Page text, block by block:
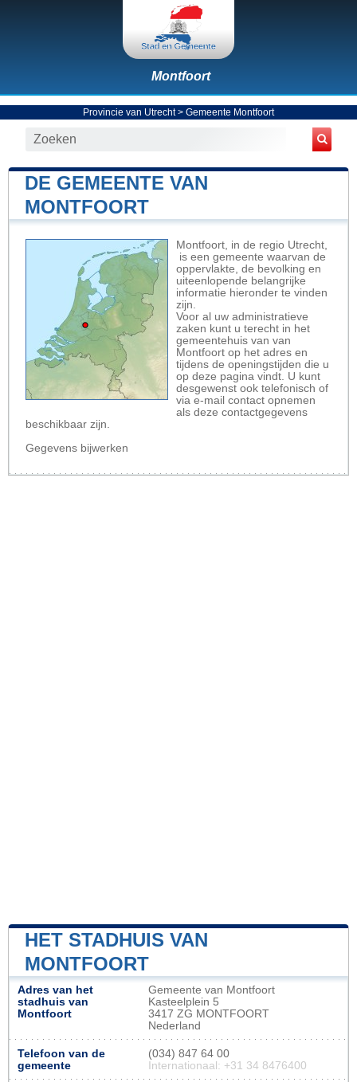
Montfoort
Provincie van Utrecht> Gemeente Montfoort
DE GEMEENTE VAN
MONTFOORT
Montfoort, in de regio Utrecht,
is een gemeente waarvan de
oppervlakte, de bevolking en
uiteenlopende belangrijke
informatie hieronder te vinden
zijn.
Voor al uw administratieve
zaken kunt u terecht in het
gemeentehuis van van
Montfoort op het adres en
tijdens de openingstijden die u
op deze pagina vindt. U kunt
desgewenst ook telefonisch of
via e-mail contact opnemen
als deze contactgegevens
beschikbaar zijn.
Gegevens bijwerken
HET STADHUIS VAN
MONTFOORT
Adres van het
stadhuis van
Montfoort
Gemeente van Montfoort
Kasteelplein 5
3417 ZG MONTFOORT
Nederland
Telefoon van de
gemeente
(034) 847 64 00
Internationaal: +31 34 8476400